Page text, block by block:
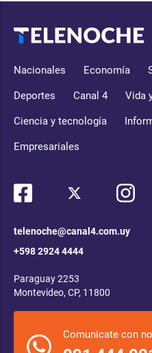
Nacionales Economía
Deportes Canal 4 Vida
Ciencia y tecnología
Empresariales
telenoche@canal4.com.uy
+598 2924 4444
Paraguay 2253
Montevideo, CP, 11800
Comunicate con